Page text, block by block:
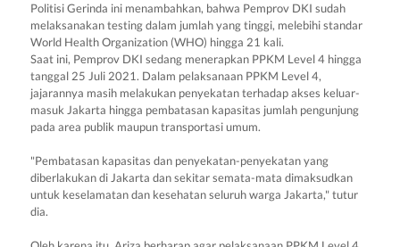
Politisi Gerinda ini menambahkan, bahwa Pemprov DKI sudah
melaksanakan testing dalam jumlah yang tinggi, melebihi standar
World Health Organization (WHO) hingga 21 kali.
Saat ini, Pemprov DKI sedang menerapkan PPKM Level 4 hingga
tanggal 25 Juli 2021. Dalam pelaksanaan PPKM Level 4,
jajarannya masih melakukan penyekatan terhadap akses keluar-
masuk Jakarta hingga pembatasan kapasitas jumlah pengunjung
pada area publik maupun transportasi umum.
"Pembatasan kapasitas dan penyekatan-penyekatan yang
diberlakukan di Jakarta dan sekitar semata-mata dimaksudkan
untuk keselamatan dan kesehatan seluruh warga Jakarta," tutur
dia.